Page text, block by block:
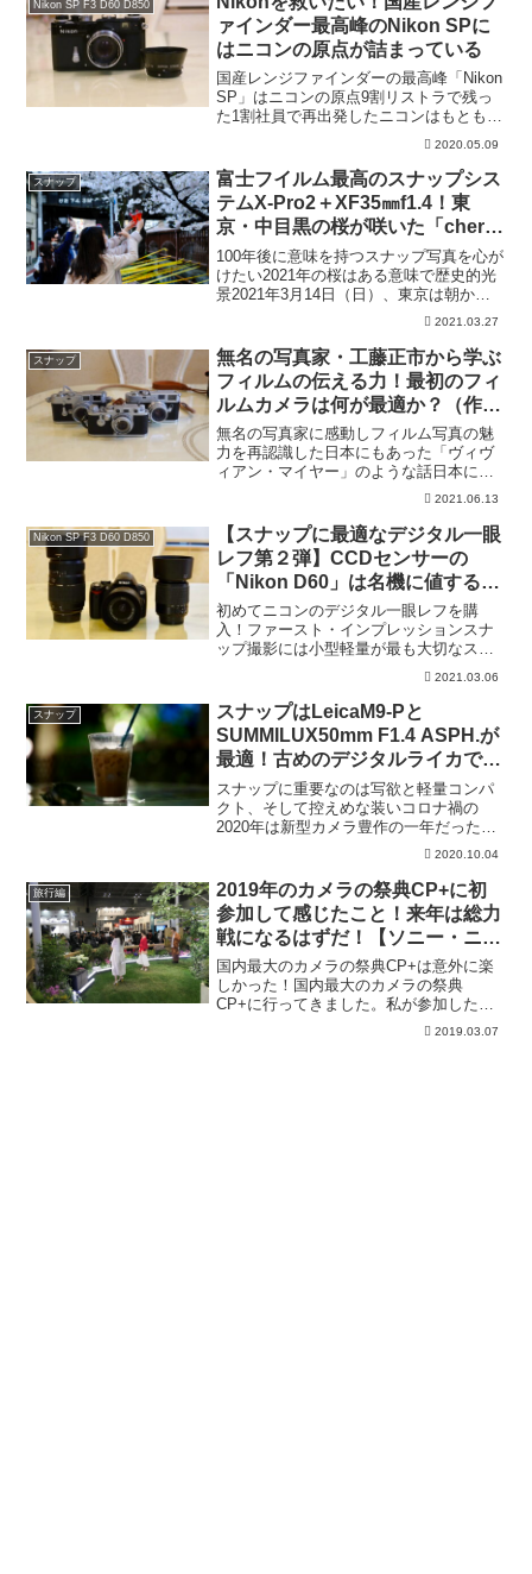
Nikon SP F3 D60 D850
ァインダー最高峰のNikon SPに
はニコンの原点が詰まっている
国産レンジファインダーの最高峰「Nikon
SP」はニコンの原点9割リストラで残っ
た1割社員で再出発したニコンはもともと
太平洋戦争では戦艦大和の測距儀を生産
するなどした軍需会社である。太平洋戦
争で連合国に敗戦し、仕事がなくなった
社員の9割は...
2020.05.09
スナップ
富士フイルム最高のスナップシス
テムX-Pro2＋XF35㎜f1.4！東
京・中目黒の桜が咲いた「cherry
blossoms JAPAN 2021〜後世に
残したいスナップ写真」（作例）
100年後に意味を持つスナップ写真を心が
けたい2021年の桜はある意味で歴史的光
景2021年3月14日（日）、東京は朝から
快晴。気温も20度近くまで上昇した。そ
の日、気象庁は東京の桜が開花したと発
表した。平年より10日以上早く、過去最
も早い...
2021.03.27
スナップ
無名の写真家・工藤正市から学ぶ
フィルムの伝える力！最初のフィ
ルムカメラは何が最適か？（作例
あり）
無名の写真家に感動しフィルム写真の魅
力を再認識した日本にもあった「ヴィヴ
ィアン・マイヤー」のような話日本にも
ヴィヴィアン・マイヤーは存在した。い
申し上げた方が正確かもしれない。ニュ
ーヨークを撮り続けたヴィ...
2021.06.13
Nikon SP F3 D60 D850
【スナップに最適なデジタル一眼
レフ第２弾】CCDセンサーの
「Nikon D60」は名機に値する！
2008年発売の古い機種でも描写
力と携帯性は抜群（作例あり）
初めてニコンのデジタル一眼レフを購
入！ファースト・インプレッションスナ
ップ撮影には小型軽量が最も大切なスペ
ック性能だ野鳥やスポーツなど動きもの
を撮影する人は別だろうが、スペック重
視でカメラを選ぶ風潮は一服したのかも
しれない。フジフイルムが発...
2021.03.06
スナップ
スナップはLeicaM9-Pと
SUMMILUX50mm F1.4 ASPH.が
最適！古めのデジタルライカで変
貌する中目黒を散策
スナップに重要なのは写欲と軽量コンパ
クト、そして控えめな装いコロナ禍の
2020年は新型カメラ豊作の一年だった
が・・・早いもので2020年もあと３ヶ
月。コロナで始まり、コロナで終わる1年
になりそうだ。CAPA（カメラ映像機器工
業会）によると、...
2020.10.04
旅行編
2019年のカメラの祭典CP+に初
参加して感じたこと！来年は総力
戦になるはずだ！【ソニー・ニコ
ン・パナソニック・キヤノン・フ
ジフィルム】
国内最大のカメラの祭典CP+は意外に楽
しかった！国内最大のカメラの祭典
CP+に行ってきました。私が参加したの
は最終日の３月３日（日曜日）。招待券
2019.03.07